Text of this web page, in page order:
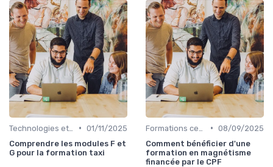
• 01/11/2025
Comprendre les modules F et
G pour la formation taxi
• 08/09/2025
Comment bénéficier d'une
formation en magnétisme
financée par le CPF